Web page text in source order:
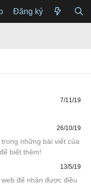
Đăng ký
7/11/19
26/10/19
những bài viết của
biết thêm!
13/5/19
để nhận được điều